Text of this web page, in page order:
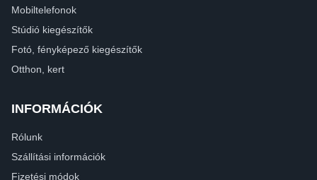
Mobiltelefonok
Stúdió kiegészítők
Fotó, fényképező kiegészítők
Otthon, kert
INFORMÁCIÓK
Rólunk
Szállítási információk
Fizetési módok